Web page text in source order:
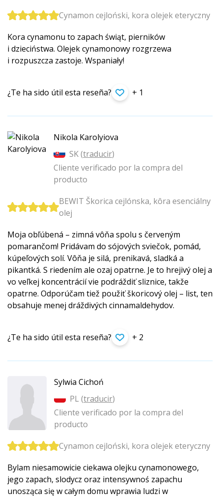
Cynamon cejloński, kora olejek eteryczny
Kora cynamonu to zapach świąt, pierników
i dzieciństwa. Olejek cynamonowy rozgrzewa
i rozpuszcza zastoje. Wspaniały!
¿Te ha sido útil esta reseña? + 1
Nikola Karolyiova
SK (traducir)
Cliente verificado por la compra del
producto
BEWIT Škorica cejlónska, kôra esenciálny
olej
Moja obľúbená – zimná vôňa spolu s červeným
pomarančom! Pridávam do sójových sviečok, pomád,
kúpeľových solí. Vôňa je silá, prenikavá, sladká a
pikantká. S riedením ale ozaj opatrne. Je to hrejivý olej a
vo veľkej koncentrácií vie podráždiť sliznice, takže
opatrne. Odporúčam tiež použiť škoricový olej – list, ten
obsahuje menej dráždivých cinnamaldehydov.
¿Te ha sido útil esta reseña? + 2
Sylwia Cichoń
PL (traducir)
Cliente verificado por la compra del
producto
Cynamon cejloński, kora olejek eteryczny
Bylam niesamowicie ciekawa olejku cynamonowego,
jego zapach, slodycz oraz intensywnoś zapachu
unosząca się w całym domu wprawia ludzi w